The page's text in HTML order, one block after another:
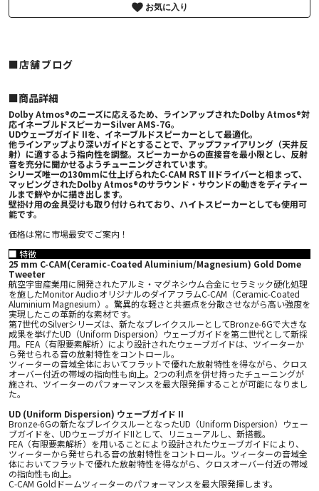
お気に入り
■店舗ブログ
■︎商品詳細
Dolby Atmos®のニーズに応えるため、ラインアップされたDolby Atmos®対
応イネーブルドスピーカーSilver AMS-7G。
UDウェーブガイド IIを、イネーブルドスピーカーとして最適化。
他ラインアップより深いガイドとすることで、アップファイアリング（天井反
射）に適するよう指向性を調整。スピーカーからの直接音を最小限とし、反射
音を充分に聞かせるようチューニングされています。
シリーズ唯一の130mmに仕上げられたC-CAM RST IIドライバーと相まって、
マッピングされたDolby Atmos®のサラウンド・サウンドの動きをディティー
ルまで鮮やかに描き出します。
壁掛け用の金具受けも取り付けられており、ハイトスピーカーとしても使用可
能です。
価格は常に市場最安でご案内！
■ 特徴
25 mm C-CAM(Ceramic-Coated Aluminium/Magnesium) Gold Dome
Tweeter
航空宇宙産業用に開発されたアルミ・マグネシウム合金にセラミック硬化処理
を施したMonitor AudioオリジナルのダイアフラムC-CAM（Ceramic-Coated
Aluminium Magnesium）。驚異的な軽さと共振点を分散させながら高い強度を
実現したこの革新的な素材です。
第7世代のSilverシリーズは、新たなブレイクスルーとしてBronze-6Gで大きな
成果を挙げたUD（Uniform Dispersion）ウェーブガイドを第二世代として新採
用。FEA（有限要素解析）により設計されたウェーブガイドは、ツイーターか
ら発せられる音の放射特性をコントロール。
ツィーターの音域全体においてフラットで優れた放射特性を得ながら、クロス
オーバー付近の帯域の指向性も向上。2つの利点を併せ持ったチューニングが
施され、ツイーターのパフォーマンスを最大限発揮することが可能になりまし
た。
UD (Uniform Dispersion) ウェーブガイド II
Bronze-6Gの新たなブレイクスルーとなったUD（Uniform Dispersion）ウェー
ブガイドを、UDウェーブガイドIIとして、リニューアルし、新搭載。
FEA（有限要素解析）を用いることにより設計されたウェーブガイドにより、
ツィーターから発せられる音の放射特性をコントロール。ツィーターの音域全
体においてフラットで優れた放射特性を得ながら、クロスオーバー付近の帯域
の指向性も向上。
C-CAM Goldドームツィーターのパフォーマンスを最大限発揮します。